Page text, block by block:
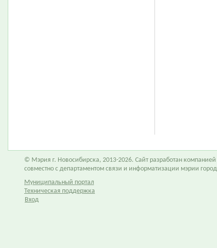
© Мэрия г. Новосибирска, 2013-2026. Сайт разработан компанией
совместно с департаментом связи и информатизации мэрии
Муниципальный портал
Техническая поддержка
Вход